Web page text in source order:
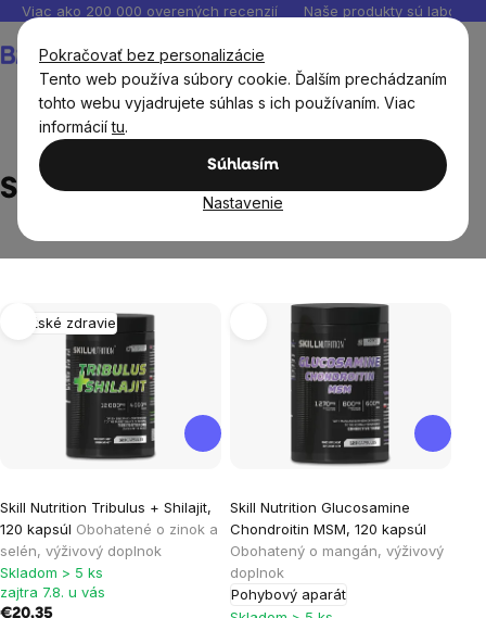
Pokračovať bez personalizácie
Tento web používa súbory cookie. Ďalším prechádzaním
tohto webu vyjadrujete súhlas s ich používaním. Viac
informáciítu.
Súhlasím
Nastavenie
Prejsť
obsah
Viac ako 200 000 overených recenzií Naše produkty sú
košík
Skill Nutrition
Skill Nutrition
Výpis
produktov
Mužské zdravie
Skill Nutrition Tribulus + Shilajit,
120 kapsúl Obohatené o zinok a
selén, výživový doplnok
Skladom > 5 ks
zajtra 7.8. u vás
€20,35
Skill Nutrition Glucosamine
Chondroitin MSM, 120 kapsúl
Obohatený o mangán, výživový
doplnok
Pohybový aparát